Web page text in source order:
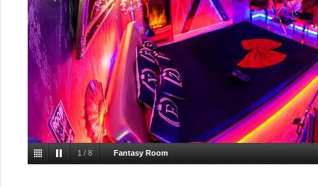
1 / 8 Fantasy Room